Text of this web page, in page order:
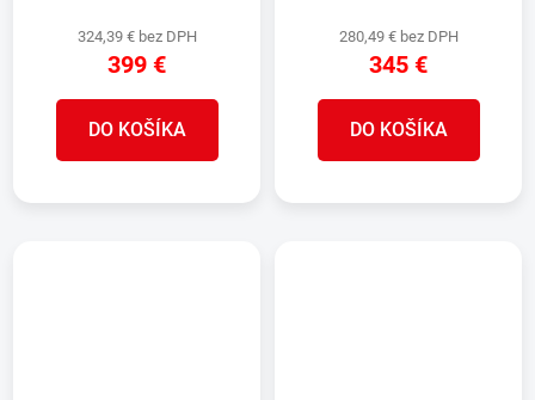
324,39 € bez DPH
399 €
DO KOŠÍKA
280,49 € bez DPH
345 €
DO KOŠÍKA